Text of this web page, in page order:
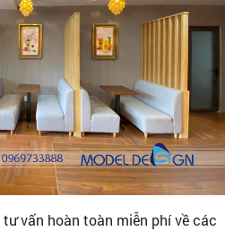
vấn hoàn toàn miễn phí về các